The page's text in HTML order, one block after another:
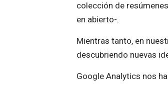
colección de
en abierto-.
Mientras tanto, en
descubriendo nuevas
Google Analytics nos